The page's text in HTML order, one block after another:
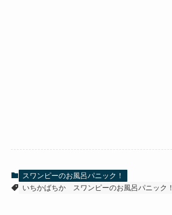
スワンピーのお風呂パニック！
いちかばちか
スワンピーのお風呂パニック！